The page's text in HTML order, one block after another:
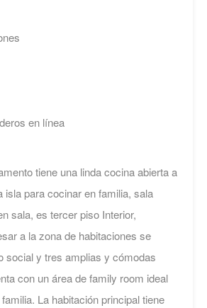
en línea
tiene una linda cocina abierta a
isla para cocinar en familia, sala
sala, es tercer piso Interior,
a la zona de habitaciones se
social y tres amplias y cómodas
con un área de family room ideal
La habitación principal tiene